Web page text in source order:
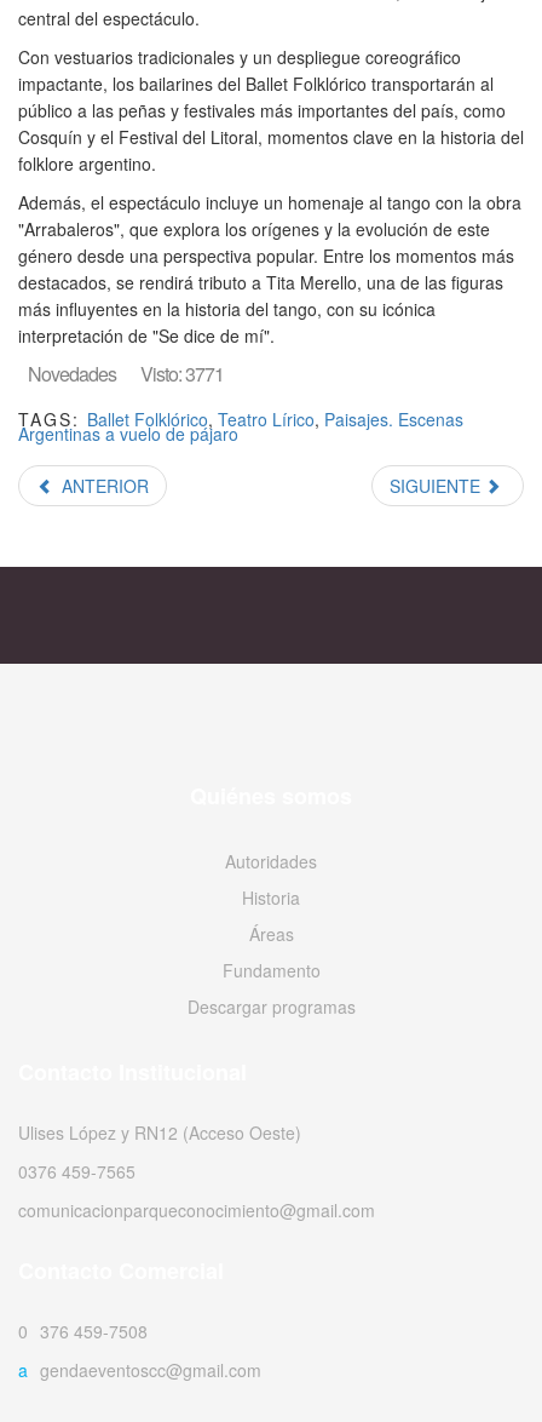
central del espectáculo.
Con vestuarios tradicionales y un despliegue coreográfico
impactante, los bailarines del Ballet Folklórico transportarán al
público a las peñas y festivales más importantes del país, como
Cosquín y el Festival del Litoral, momentos clave en la historia del
folklore argentino.
Además, el espectáculo incluye un homenaje al tango con la obra
"Arrabaleros", que explora los orígenes y la evolución de este
género desde una perspectiva popular. Entre los momentos más
destacados, se rendirá tributo a Tita Merello, una de las figuras
más influyentes en la historia del tango, con su icónica
interpretación de "Se dice de mí".
Novedades Visto: 3771
TAGS: Ballet Folklórico, Teatro Lírico, Paisajes. Escenas
Argentinas a vuelo de pájaro
ANTERIOR SIGUIENTE
Autoridades
Historia
Áreas
Fundamento
Descargar programas
Ulises López y RN12 (Acceso Oeste)
0376 459-7565
comunicacionparqueconocimiento@gmail.com
0376 459-7508
agendaeventoscc@gmail.com